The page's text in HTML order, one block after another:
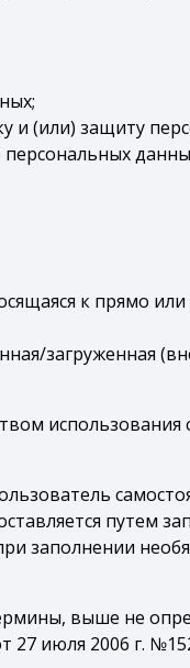
и (или) защиту
к прямо
загруженная
путем
заполнении
выше не
июля 2006 г.